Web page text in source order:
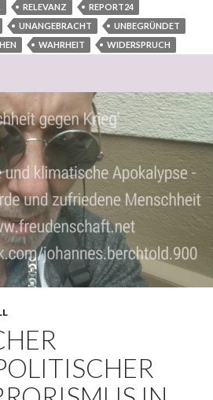
RELEVANZ
REPORT24
UNANGEBRACHT
UNBEGRÜNDET
WAHRHEIT WIDERSPRUCH